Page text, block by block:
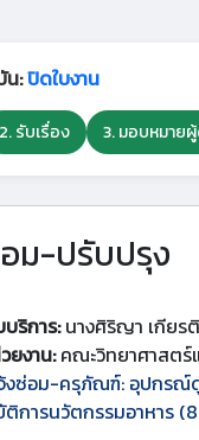
น:ปิดใบงาน
2. รับเรื่อง 3. มอบหมายผู้
ม-ปรับปรุง
ริการ:นางศิริญา เกีย
งาน:คณะวิทยาศาสตร์
งซ่อม-ครุภัณฑ์: อุปกรณ์
ติการนวัตกรรมอาหาร